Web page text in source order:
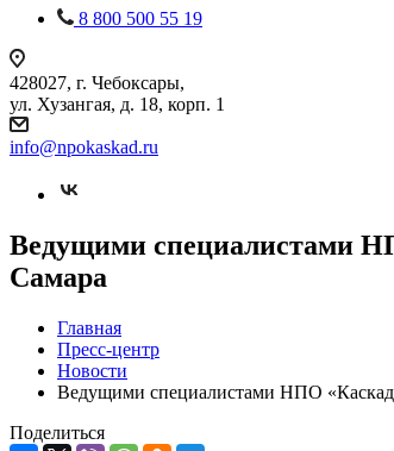
8 800 500 55 19
428027, г. Чебоксары,
ул. Хузангая, д. 18, корп. 1
info@npokaskad.ru
Ведущими специалистами
Самара
Главная
Пресс-центр
Новости
Ведущими специалистами НПО
Поделиться